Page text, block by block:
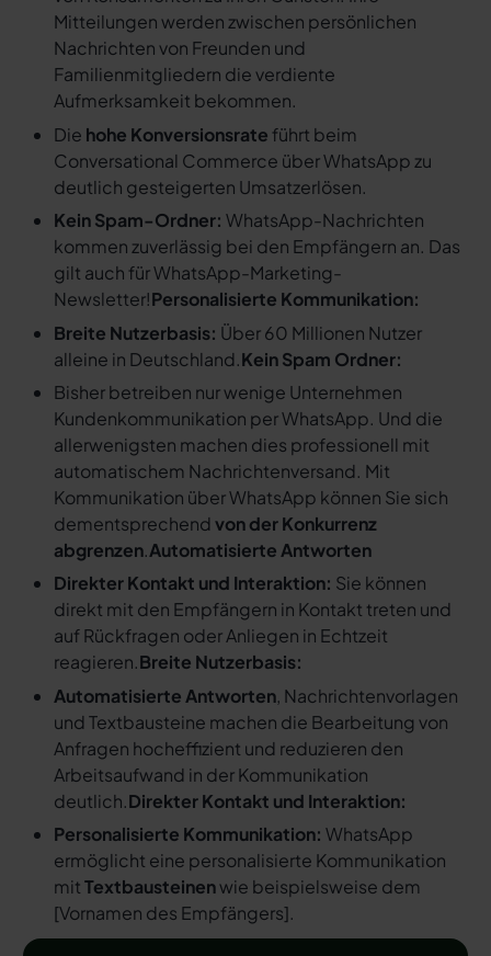
Mitteilungen werden zwischen persönlichen
Nachrichten von Freunden und
Familienmitgliedern die verdiente
Aufmerksamkeit bekommen.
Die hohe Konversionsrate führt beim
Conversational Commerce über WhatsApp zu
deutlich gesteigerten Umsatzerlösen.
Kein Spam-Ordner: WhatsApp-Nachrichten
kommen zuverlässig bei den Empfängern an. Das
gilt auch für WhatsApp-Marketing-
Newsletter!Personalisierte Kommunikation:
Breite Nutzerbasis: Über 60 Millionen Nutzer
alleine in Deutschland.Kein Spam Ordner:
Bisher betreiben nur wenige Unternehmen
Kundenkommunikation per WhatsApp. Und die
allerwenigsten machen dies professionell mit
automatischem Nachrichtenversand. Mit
Kommunikation über WhatsApp können Sie sich
dementsprechendvon der Konkurrenz
abgrenzen.Automatisierte Antworten
Direkter Kontakt und Interaktion: Sie können
direkt mit den Empfängern in Kontakt treten und
auf Rückfragen oder Anliegen in Echtzeit
reagieren.Breite Nutzerbasis:
Automatisierte Antworten, Nachrichtenvorlagen
und Textbausteine machen die Bearbeitung von
Anfragen hocheffizient und reduzieren den
Arbeitsaufwand in der Kommunikation
deutlich.Direkter Kontakt und Interaktion:
Personalisierte Kommunikation: WhatsApp
ermöglicht eine personalisierte Kommunikation
mitTextbausteinenwie beispielsweise dem
[Vornamen des Empfängers].